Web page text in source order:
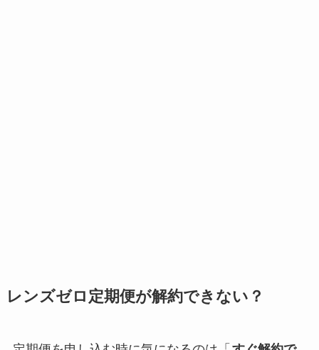
レンズゼロ定期便が解約できない？